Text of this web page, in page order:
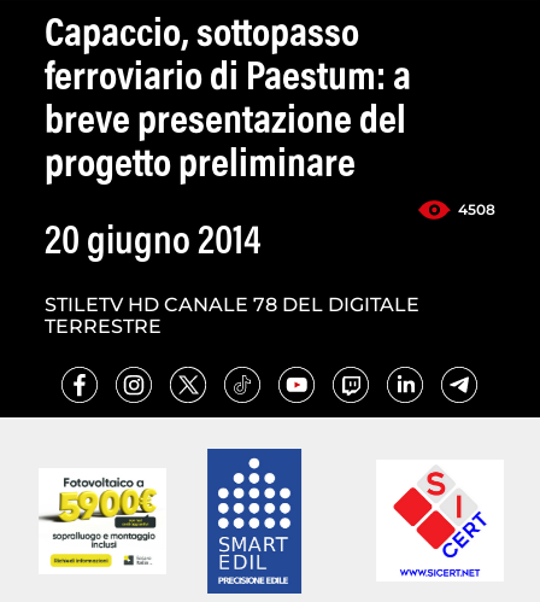
Capaccio, sottopasso
ferroviario di Paestum: a
breve presentazione del
progetto preliminare
4508
20 giugno 2014
STILETV HD CANALE 78 DEL DIGITALE
TERRESTRE